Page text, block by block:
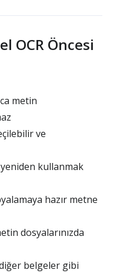
OCR Öncesi
metin
ve
yeniden kullanmak
hazır metne
dosyalarınızda
belgeler gibi